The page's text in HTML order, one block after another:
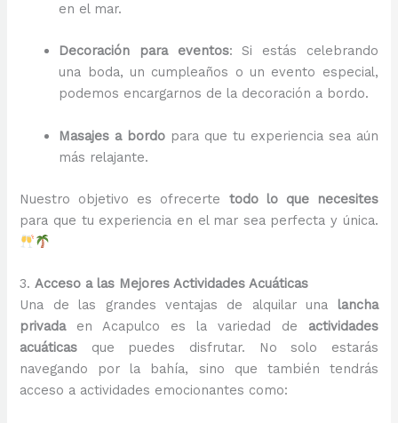
en el mar.
Decoración para eventos: Si estás celebrando
una boda, un cumpleaños o un evento especial,
podemos encargarnos de la decoración a bordo.
Masajes a bordo para que tu experiencia sea aún
más relajante.
Nuestro objetivo es ofrecerte todo lo que necesites
para que tu experiencia en el mar sea perfecta y única.
3.Acceso a las Mejores Actividades Acuáticas
Una de las grandes ventajas de alquilar una lancha
privadaen Acapulco es la variedad de actividades
acuáticas que puedes disfrutar. No solo estarás
navegando por la bahía, sino que también tendrás
acceso a actividades emocionantes como: